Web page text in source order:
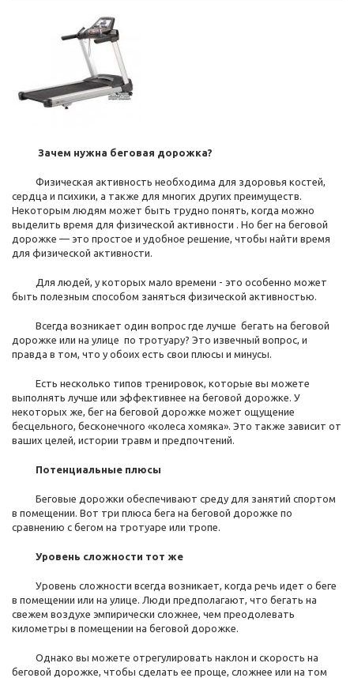
Зачем нужна беговая дорожка?
Физическая активность необходима для здоровья костей,
сердца и психики, а также для многих других преимуществ.
Некоторым людям может быть трудно понять, когда можно
выделить время для физической активности . Но бег на беговой
дорожке — это простое и удобное решение, чтобы найти время
для физической активности.
Для людей, у которых мало времени - это особенно может
быть полезным способом заняться физической активностью.
Всегда возникает один вопрос где лучше бегать на беговой
дорожке или на улице по тротуару? Это извечный вопрос, и
правда в том, что у обоих есть свои плюсы и минусы.
Есть несколько типов тренировок, которые вы можете
выполнять лучше или эффективнее на беговой дорожке. У
некоторых же, бег на беговой дорожке может ощущение
бесцельного, бесконечного «колеса хомяка». Это также зависит от
ваших целей, истории травм и предпочтений.
Потенциальные плюсы
Беговые дорожки обеспечивают среду для занятий спортом
в помещении. Вот три плюса бега на беговой дорожке по
сравнению с бегом на тротуаре или тропе.
Уровень сложности тот же
Уровень сложности всегда возникает, когда речь идет о беге
в помещении или на улице. Люди предполагают, что бегать на
свежем воздухе эмпирически сложнее, чем преодолевать
километры в помещении на беговой дорожке.
Однако вы можете отрегулировать наклон и скорость на
беговой дорожке, чтобы сделать ее проще, сложнее или на том